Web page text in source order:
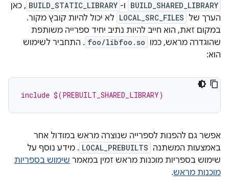
BUILD_SHARED_LIBRARY ו- BUILD_STATIC_LIBRARY , כאן
הערך של LOCAL_SRC_FILES לא יכול להיות קובץ מקור.
במקום זאת, הוא חייב להיות נתיב יחיד ספרייה משותפת
שהוגדרה מראש, כמו foo/libfoo.so . התחביר לשימוש
הוא:
include $(PREBUILT_SHARED_LIBRARY)
אפשר גם להפנות לספרייה שנוצרה מראש במודול אחר
באמצעות המשתנה LOCAL_PREBUILTS . מידע נוסף על
שימוש בספריות מוכנות מראש זמין במאמר שימוש בספריות
מוכנות מראש.